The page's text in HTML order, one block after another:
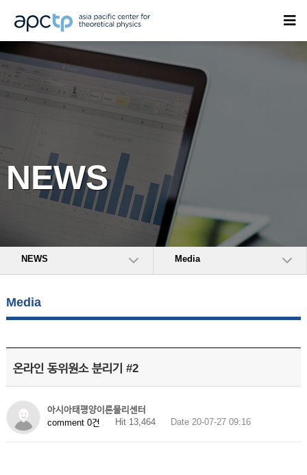
NEWS
NEWS Media
Media
온라인 동위원소 분리기 #2
아시아태평양이론물리센터
comment 0건
Hit 13,464 Date 20-07-27 09:16